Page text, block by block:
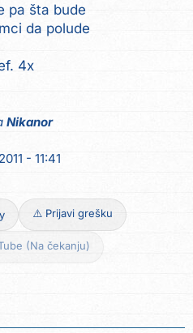
pa šta bude
da polude
4x
Nikanor
- 11:41
⚠️ Prijavi grešku
(Na čekanju)